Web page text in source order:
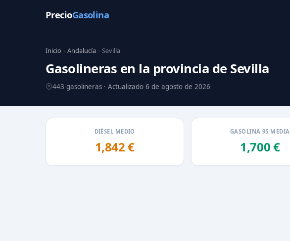
PrecioGasolina
Inicio › Andalucía › Sevilla
Gasolineras en la provincia de Sevilla
443 gasolineras · Actualizado 6 de agosto de 2026
DIÉSEL MEDIO
1,842 €
GASOLINA 95 MEDIA
1,700 €